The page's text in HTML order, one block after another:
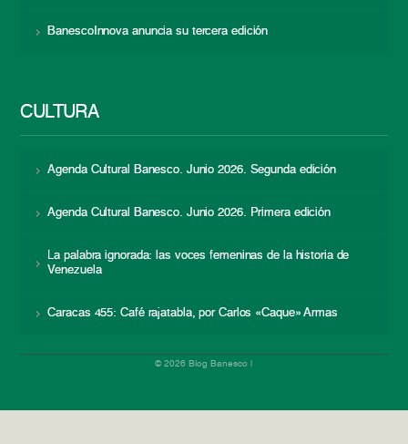
BanescoInnova anuncia su tercera edición
CULTURA
Agenda Cultural Banesco. Junio 2026. Segunda edición
Agenda Cultural Banesco. Junio 2026. Primera edición
La palabra ignorada: las voces femeninas de la historia de
Venezuela
Caracas 455: Café rajatabla, por Carlos «Caque» Armas
© 2026 Blog Banesco |